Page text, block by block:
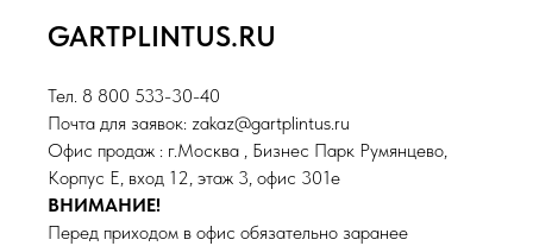
GARTPLINTUS.RU
Тел. 8 800 533-30-40
Почта для заявок: zakaz@gartplintus.ru
Офис продаж : г.Москва , Бизнес Парк Румянцево,
Корпус Е, вход 12, этаж 3, офис 301е
ВНИМАНИЕ!
Перед приходом в офис обязательно заранее